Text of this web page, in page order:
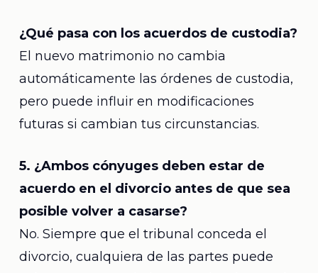
¿Qué pasa con los acuerdos de custodia?
El nuevo matrimonio no cambia
automáticamente las órdenes de custodia,
pero puede influir en modificaciones
futuras si cambian tus circunstancias.
5. ¿Ambos cónyuges deben estar de
acuerdo en el divorcio antes de que sea
posible volver a casarse?
No. Siempre que el tribunal conceda el
divorcio, cualquiera de las partes puede